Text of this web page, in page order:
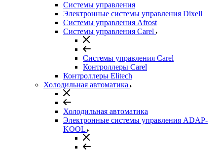
Системы управления
Электронные системы управления Dixell
Системы управления Afrost
Системы управления Carel
Системы управления Carel
Контроллеры Carel
Контроллеры Elitech
Холодильная автоматика
Холодильная автоматика
Электронные системы управления ADAP-
KOOL